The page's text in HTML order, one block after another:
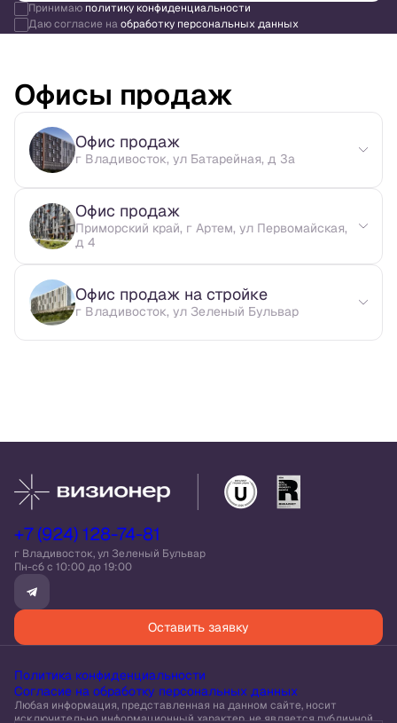
Принимаю политику конфиденциальности
Даю согласие наобработку персональных данных
Офисы продаж
Офис продаж
г Владивосток, ул Батарейная, д 3а
Офис продаж
Приморский край, г Артем, ул Первомайская,
д 4
Офис продаж на стройке
г Владивосток, ул Зеленый Бульвар
+7 (924) 128-74-81
г Владивосток, ул Зеленый Бульвар
Пн-сб c 10:00 до 19:00
Оставить заявку
Политика конфиденциальности
Согласие на обработку персональных данных
Любая информация, представленная на данном сайте, носит
исключительно информационный характер, не является публичной